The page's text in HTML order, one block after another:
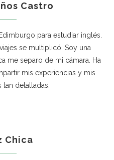
Castro
para estudiar inglés.
se multiplicó. Soy una
me separo de mi cámara. Ha
mis experiencias y mis
tan detalladas.
Chica